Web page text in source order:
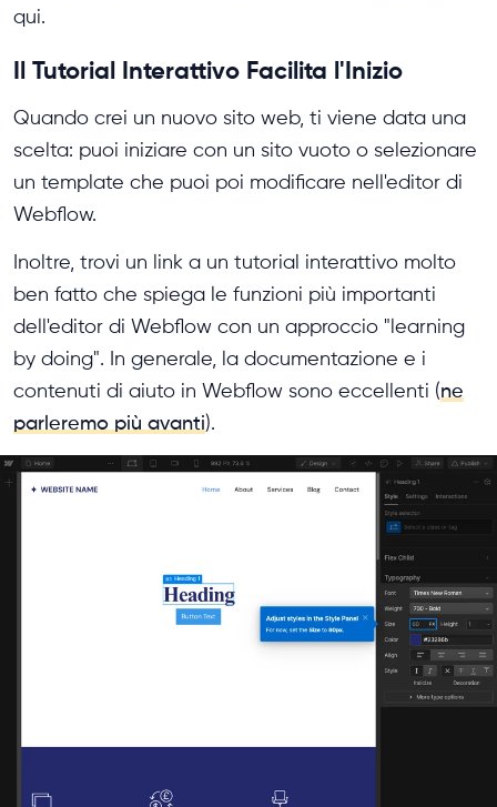
qui.
Il Tutorial Interattivo Facilita l'Inizio
Quando crei un nuovo sito web, ti viene data una
scelta: puoi iniziare con un sito vuoto o selezionare
un template che puoi poi modificare nell'editor di
Webflow.
Inoltre, trovi un link a un tutorial interattivo molto
ben fatto che spiega le funzioni più importanti
dell'editor di Webflow con un approccio "learning
by doing". In generale, la documentazione e i
contenuti di aiuto in Webflow sono eccellenti (ne
parleremo più avanti).